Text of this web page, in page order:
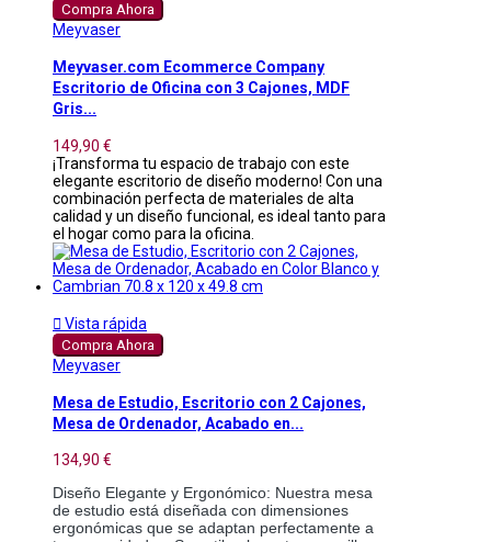
Compra Ahora
Meyvaser
Meyvaser.com Ecommerce Company
Escritorio de Oficina con 3 Cajones, MDF
Gris...
149,90 €
¡Transforma tu espacio de trabajo con este
elegante escritorio de diseño moderno! Con una
combinación perfecta de materiales de alta
calidad y un diseño funcional, es ideal tanto para
el hogar como para la oficina.
 Vista rápida
Compra Ahora
Meyvaser
Mesa de Estudio, Escritorio con 2 Cajones,
Mesa de Ordenador, Acabado en...
134,90 €
Diseño Elegante y Ergonómico: Nuestra mesa
de estudio está diseñada con dimensiones
ergonómicas que se adaptan perfectamente a